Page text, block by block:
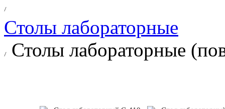
Столы лабораторные
Столы лабораторные